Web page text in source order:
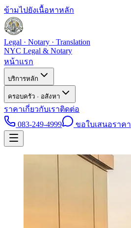
ข้ามไปยังเนื้อหาหลัก
Legal · Notary · Translation
NYC Legal & Notary
หน้าแรก
บริการหลัก
ครอบครัว · อสังหา
ราคาเกี่ยวกับเราติดต่อ
083-249-4999
ขอใบเสนอราคา